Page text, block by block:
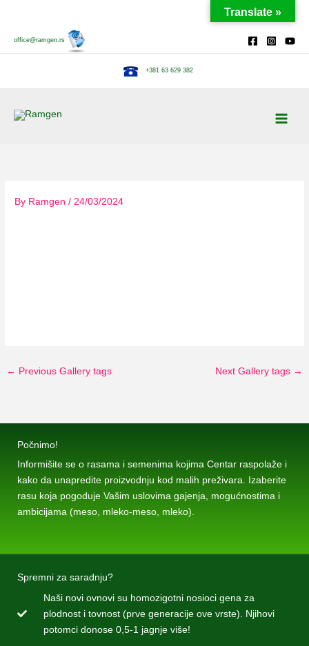
content
office@ramgen.rs
+381 63 629 382
By Ramgen/ 24/03/2024
← Previous Gallery tags Next Gallery tags →
Počnimo!
Informišite se o rasama i semenima kojima Centar raspolaže i
kako da unapredite proizvodnju kod malih preživara. Izaberite
rasu koja pogoduje Vašim uslovima gajenja, mogućnostima i
ambicijama (meso, mleko-meso, mleko).
Spremni za saradnju?
Naši novi ovnovi su homozigotni nosioci gena za
plodnost i tovnost (prve generacije ove vrste). Njihovi
potomci donose 0,5-1 jagnje više!
Translate »